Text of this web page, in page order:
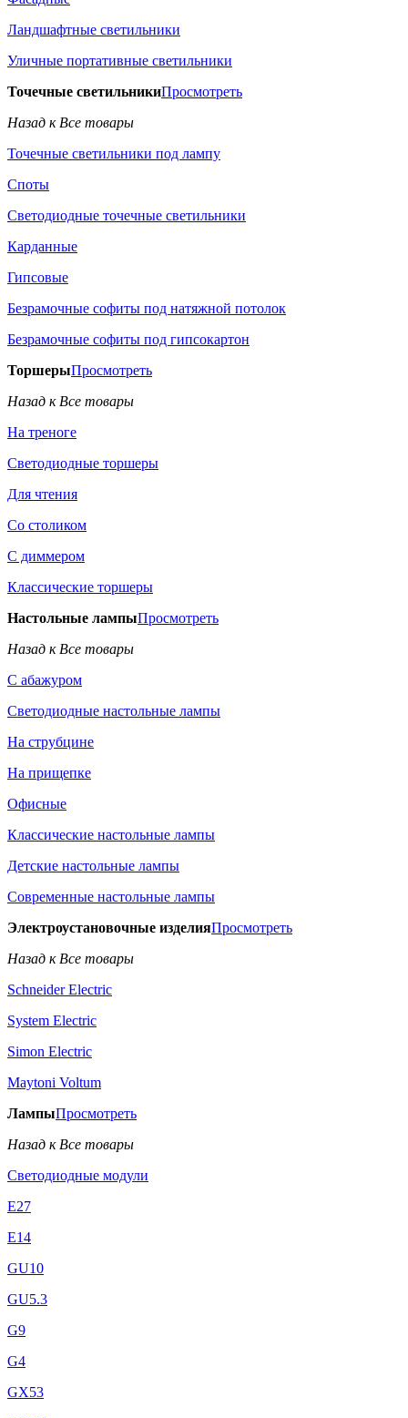
Ландшафтные светильники
Уличные портативные светильники
Точечные светильникиПросмотреть
Назад к Все товары
Точечные светильники под лампу
Споты
Светодиодные точечные светильники
Карданные
Гипсовые
Безрамочные софиты под натяжной потолок
Безрамочные софиты под гипсокартон
ТоршерыПросмотреть
Назад к Все товары
На треноге
Светодиодные торшеры
Для чтения
Со столиком
С диммером
Классические торшеры
Настольные лампыПросмотреть
Назад к Все товары
С абажуром
Светодиодные настольные лампы
На струбцине
На прищепке
Офисные
Классические настольные лампы
Детские настольные лампы
Современные настольные лампы
Электроустановочные изделияПросмотреть
Назад к Все товары
Schneider Electric
System Electric
Simon Electric
Maytoni Voltum
ЛампыПросмотреть
Назад к Все товары
Светодиодные модули
E27
E14
GU10
GU5.3
G9
G4
GX53